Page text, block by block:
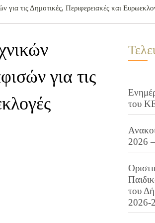
τις Δημοτικές, Περιφερειακές και
για τις
του
2026
του
2026-